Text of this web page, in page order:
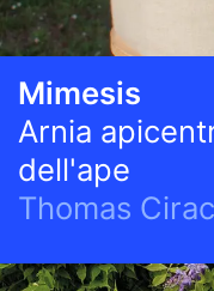
Mimesis
Arnia
dell'ape
Thomas